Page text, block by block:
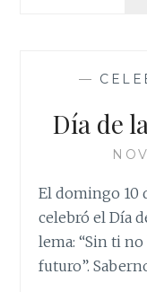
—
Día de
El domingo 10
celebró el Día
lema: “Sin ti
futuro”.